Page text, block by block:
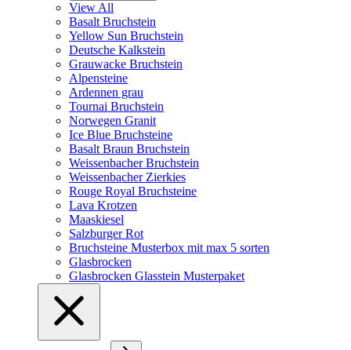
View All
Basalt Bruchstein
Yellow Sun Bruchstein
Deutsche Kalkstein
Grauwacke Bruchstein
Alpensteine
Ardennen grau
Tournai Bruchstein
Norwegen Granit
Ice Blue Bruchsteine
Basalt Braun Bruchstein
Weissenbacher Bruchstein
Weissenbacher Zierkies
Rouge Royal Bruchsteine
Lava Krotzen
Maaskiesel
Salzburger Rot
Bruchsteine Musterbox mit max 5 sorten
Glasbrocken
Glasbrocken Glasstein Musterpaket